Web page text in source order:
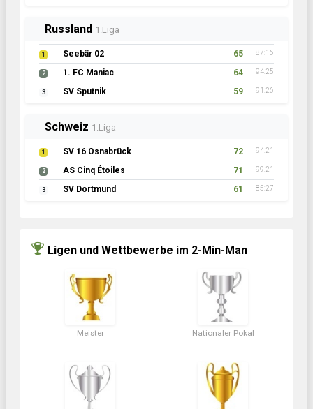
Russland 1.Liga
1 Seebär 02 65 87:16
2 1. FC Maniac 64 94:25
3 SV Sputnik 59 91:26
Schweiz 1.Liga
1 SV 16 Osnabrück 72 94:21
2 AS Cinq Étoiles 71 99:21
3 SV Dortmund 61 85:27
Ligen und Wettbewerbe im 2-Min-Man
Meister Nationaler Pokal